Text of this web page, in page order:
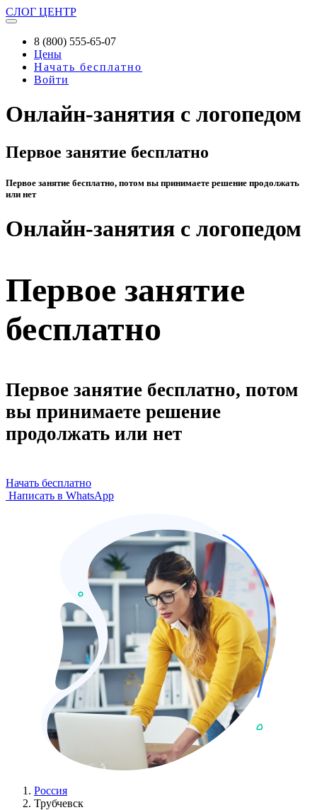
СЛОГ ЦЕНТР
8 (800) 555-65-07
Цены
Начать бесплатно
Войти
Онлайн-занятия с логопедом
Первое занятие бесплатно
Первое занятие бесплатно, потом вы принимаете решение продолжать
или нет
Онлайн-занятия с логопедом
Первое занятие
бесплатно
Первое занятие бесплатно, потом
вы принимаете решение
продолжать или нет
Начать бесплатно
Написать в WhatsApp
Россия
Трубчевск